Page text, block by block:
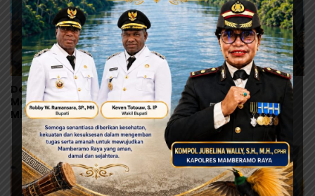
Desakan Papua Utara
Menguat, Saireri–Tabi
Minta Baleg DPR RI Beri
Kepastian
Tonny Tesar Turun ke
Lapas Doyo Baru,
Kebutuhan Alkes dan
Keamanan Jadi Sorotan